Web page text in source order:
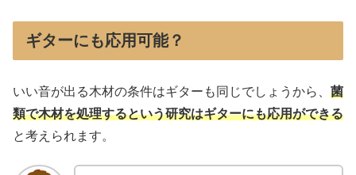
ギターにも応用可能？
いい音が出る木材の条件はギターも同じでしょうから、 菌
類で木材を処理するという研究はギターにも応用ができる
と考えられます。